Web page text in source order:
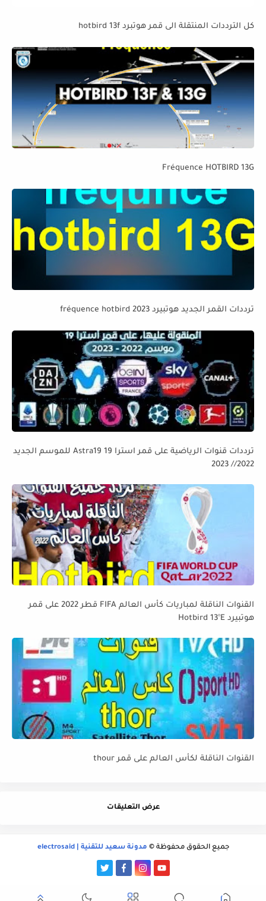
كل الترددات المنتقلة الى قمر هوتبرد hotbird 13f
Fréquence HOTBIRD 13G
ترددات القمر الجديد هوتبيرد fréquence hotbird 2023
ترددات قنوات الرياضية على قمر استرا 19 Astra19 للموسم الجديد
2022// 2023
القنوات الناقلة لمباريات كأس العالم FIFA قطر 2022 على قمر
هوتبيرد Hotbird 13°E
القنوات الناقلة لكأس العالم على قمر thour
عرض التعليقات
جميع الحقوق محفوظة © مدونة سعيد للتقنية | electrosaid